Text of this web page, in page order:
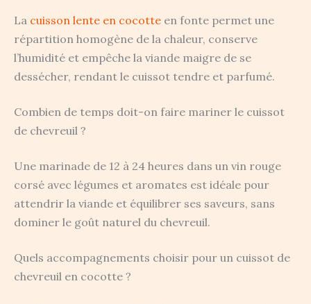
La cuisson lente en cocotte en fonte permet une
répartition homogène de la chaleur, conserve
l’humidité et empêche la viande maigre de se
dessécher, rendant le cuissot tendre et parfumé.
Combien de temps doit-on faire mariner le cuissot
de chevreuil ?
Une marinade de 12 à 24 heures dans un vin rouge
corsé avec légumes et aromates est idéale pour
attendrir la viande et équilibrer ses saveurs, sans
dominer le goût naturel du chevreuil.
Quels accompagnements choisir pour un cuissot de
chevreuil en cocotte ?